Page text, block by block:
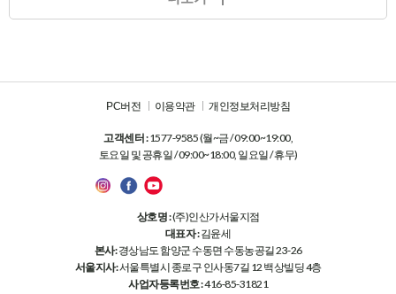
PC버전 이용약관 개인정보처리방침
고객센터 :1577-9585 (월~금 / 09:00~19:00,
토요일 및 공휴일 / 09:00~18:00, 일요일 / 휴무)
상호명 :(주)인산가서울지점
대표자 :김윤세
본사:경상남도 함양군 수동면 수동농공길 23-26
서울지사:서울특별시 종로구 인사동7길 12 백상빌딩 4층
사업자등록번호 :416-85-31821